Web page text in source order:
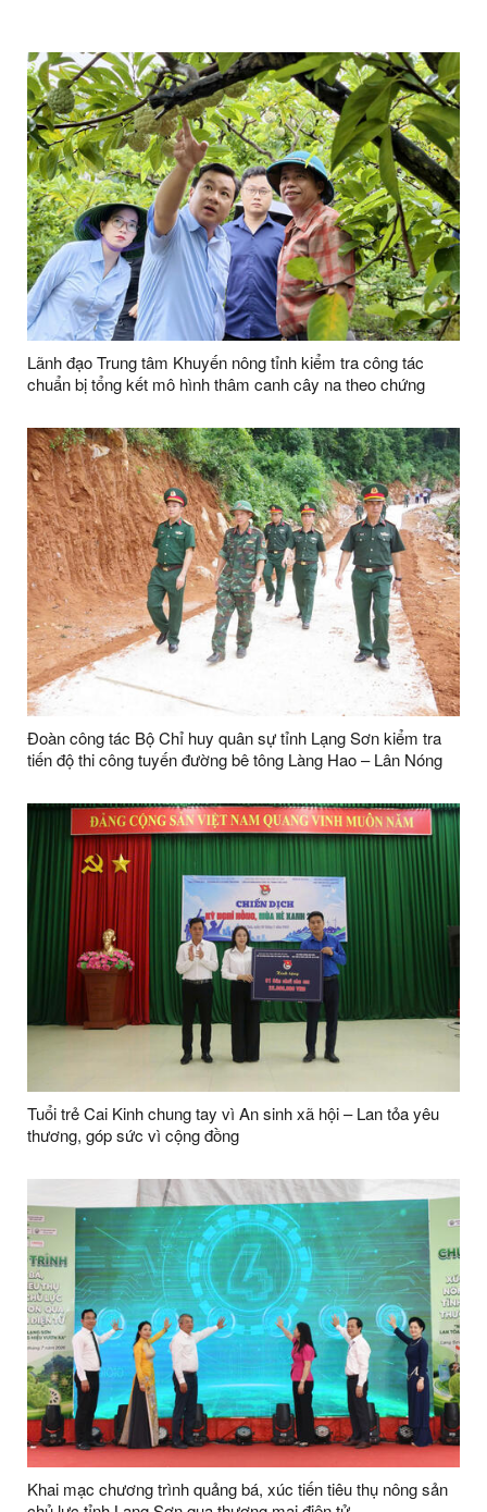
Lãnh đạo Trung tâm Khuyến nông tỉnh kiểm tra công tác
chuẩn bị tổng kết mô hình thâm canh cây na theo chứng
Đoàn công tác Bộ Chỉ huy quân sự tỉnh Lạng Sơn kiểm tra
tiến độ thi công tuyến đường bê tông Làng Hao – Lân Nóng
Tuổi trẻ Cai Kinh chung tay vì An sinh xã hội – Lan tỏa yêu
thương, góp sức vì cộng đồng
Khai mạc chương trình quảng bá, xúc tiến tiêu thụ nông sản